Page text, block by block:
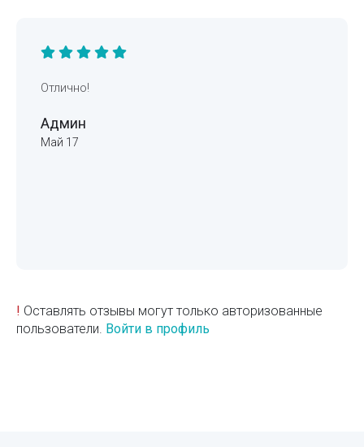
Отлично!
Админ
Май 17
! Оставлять отзывы могут только авторизованные
пользователи. Войти в профиль